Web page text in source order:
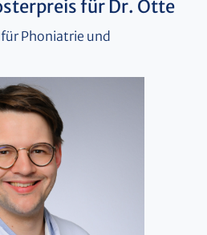
für Dr. Otte
Phoniatrie und